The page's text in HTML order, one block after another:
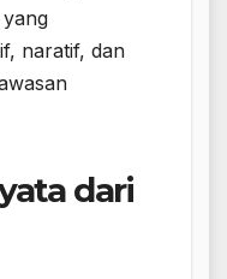
naratif, dan
dari